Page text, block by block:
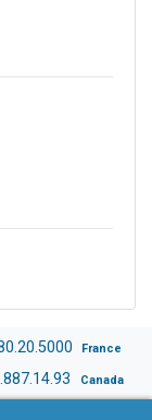
France
Canada